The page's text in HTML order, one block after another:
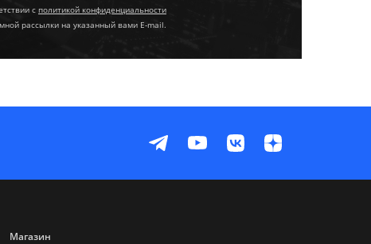
с политикой конфиденциальности
рассылки на указанный вами E-mail.
Магазин